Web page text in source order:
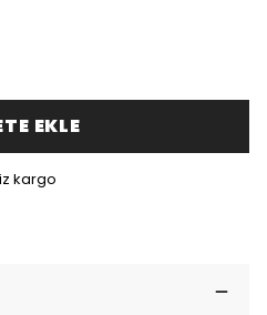
EKLE
kargo